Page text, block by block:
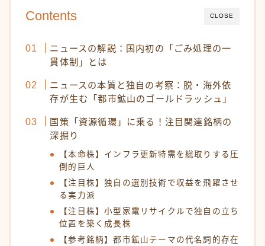
CLOSE
Contents
ニュースの解説：国内初の「ごみ処理の一
貫体制」とは
ニュースの本質と独自の考察：脱・海外依
存が生む「都市鉱山のゴールドラッシュ」
国策「資源循環」に乗る！注目関連銘柄の
深掘り
【本命株】インフラ更新特需を総取りする圧
倒的巨人
【注目株】独自の選別技術で収益を飛躍させ
る実力派
【注目株】小型家電リサイクルで独自の立ち
位置を築く成長株
【参考銘柄】都市鉱山テーマの代名詞的存在